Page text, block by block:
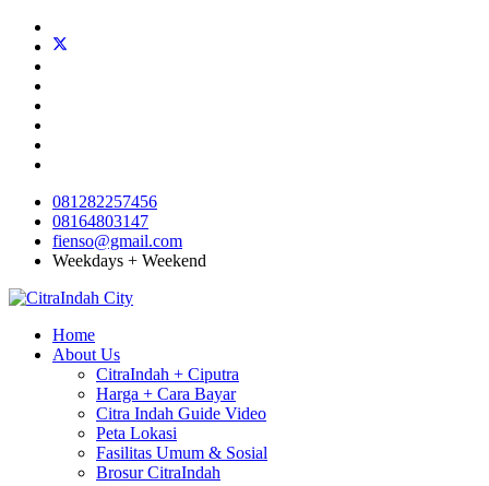
081282257456
08164803147
fienso@gmail.com
Weekdays + Weekend
Home
About Us
CitraIndah + Ciputra
Harga + Cara Bayar
Citra Indah Guide Video
Peta Lokasi
Fasilitas Umum & Sosial
Brosur CitraIndah